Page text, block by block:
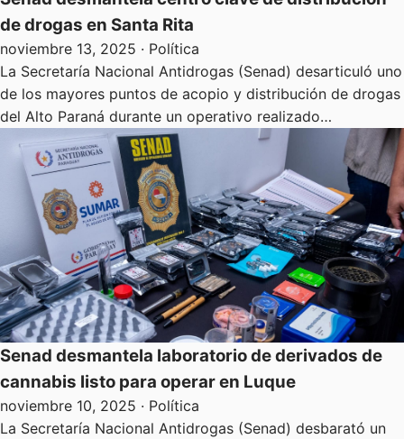
de drogas en Santa Rita
noviembre 13, 2025 · Política
La Secretaría Nacional Antidrogas (Senad) desarticuló uno
de los mayores puntos de acopio y distribución de drogas
del Alto Paraná durante un operativo realizado…
Senad desmantela laboratorio de derivados de
cannabis listo para operar en Luque
noviembre 10, 2025 · Política
La Secretaría Nacional Antidrogas (Senad) desbarató un